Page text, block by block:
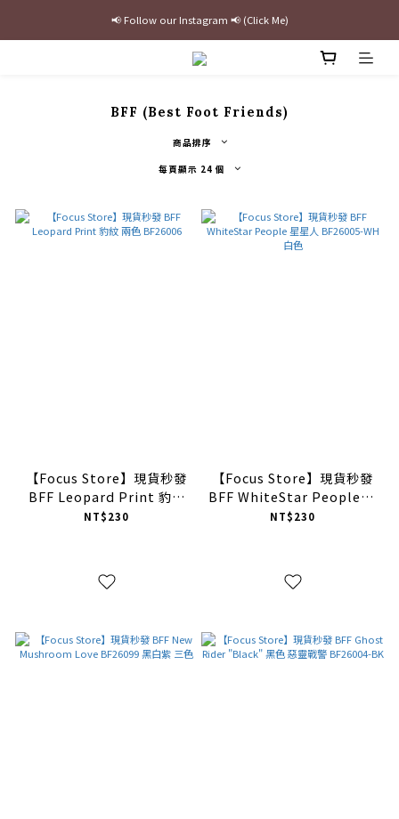
最新三方聯名倒鉤，火熱預購接單中🔥
📢 Follow our Instagram 📢 (Click Me)
加入官網會員即贈$100購物金
BFF (Best Foot Friends)
商品排序
每頁顯示 24 個
【Focus Store】現貨秒發
BFF Leopard Print 豹紋
兩色 BF26006
NT$230
【Focus Store】現貨秒發
BFF WhiteStar People 星
星人 BF26005-WH 白色
NT$230